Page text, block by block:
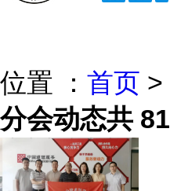
位置 ： 首页 >
分会动态共 81